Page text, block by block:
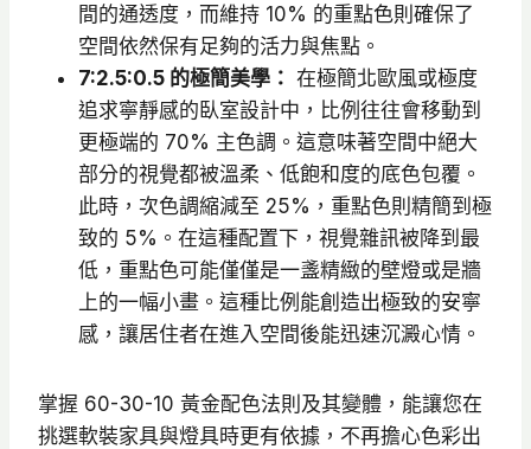
間的通透度，而維持 10% 的重點色則確保了
空間依然保有足夠的活力與焦點。
7:2.5:0.5 的極簡美學： 在極簡北歐風或極度
追求寧靜感的臥室設計中，比例往往會移動到
更極端的 70% 主色調。這意味著空間中絕大
部分的視覺都被溫柔、低飽和度的底色包覆。
此時，次色調縮減至 25%，重點色則精簡到極
致的 5%。在這種配置下，視覺雜訊被降到最
低，重點色可能僅僅是一盞精緻的壁燈或是牆
上的一幅小畫。這種比例能創造出極致的安寧
感，讓居住者在進入空間後能迅速沉澱心情。
掌握 60-30-10 黃金配色法則及其變體，能讓您在
挑選軟裝家具與燈具時更有依據，不再擔心色彩出